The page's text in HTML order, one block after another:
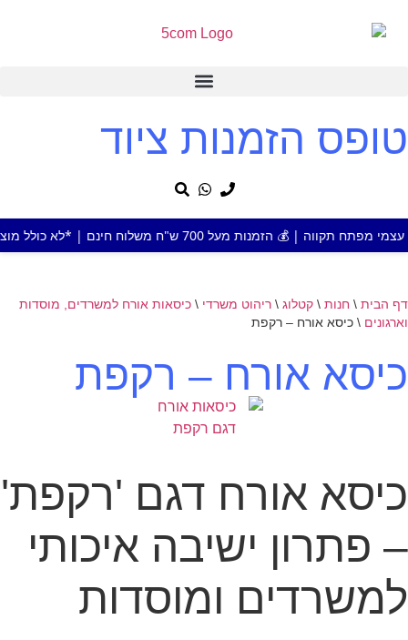
טופס הזמנות ציוד
700 ש"ח משלוח חינם | *לא כולל מוצר או אזור חריג
דף הבית \ חנות \ קטלוג \ ריהוט משרדי \ כיסאות אורח למשרדים, מוסדות
וארגונים \ כיסא אורח – רקפת
כיסא אורח – רקפת
כיסא אורח דגם 'רקפת'
– פתרון ישיבה איכותי
למשרדים ומוסדות